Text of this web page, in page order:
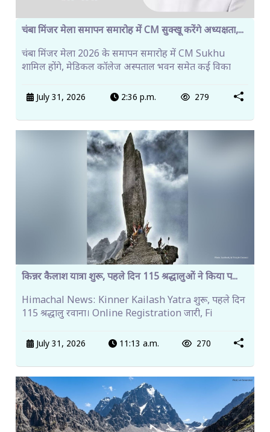
चंबा मिंजर मेला समापन समारोह में CM सुक्खू करेंगे अध्यक्षता,...
चंबा मिंजर मेला 2026 के समापन समारोह में CM Sukhu
शामिल होंगे, मेडिकल कॉलेज अस्पताल भवन समेत कई विका
July 31, 2026 2:36 p.m. 279
किन्नर कैलाश यात्रा शुरू, पहले दिन 115 श्रद्धालुओं ने किया प...
Himachal News: Kinner Kailash Yatra शुरू, पहले दिन
115 श्रद्धालु रवाना। Online Registration जारी, Fi
July 31, 2026 11:13 a.m. 270